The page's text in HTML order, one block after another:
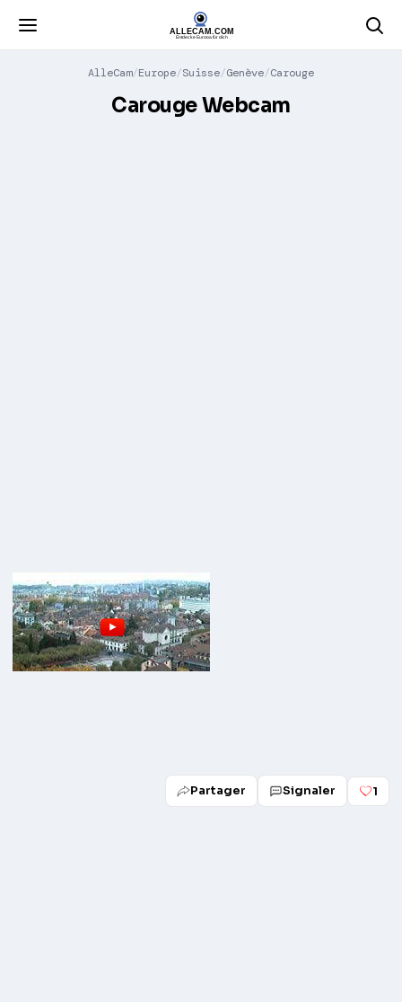
AlleCam Europe Suisse Genève Carouge
Carouge Webcam
Partager Signaler 1